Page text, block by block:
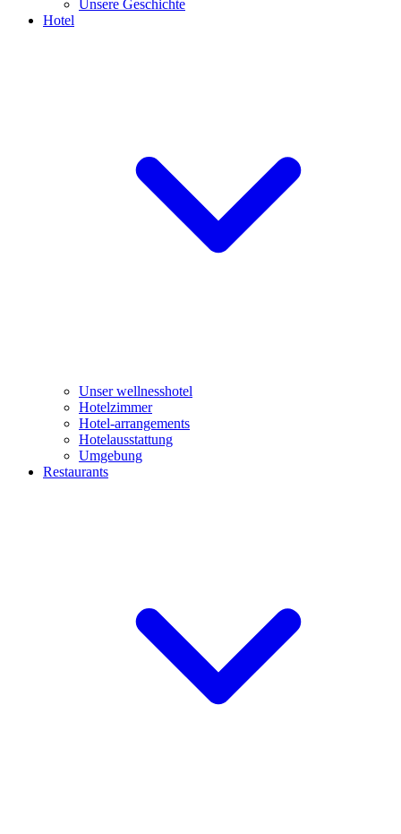
Unsere Geschichte
Hotel
Unser wellnesshotel
Hotelzimmer
Hotel-arrangements
Hotelausstattung
Umgebung
Restaurants